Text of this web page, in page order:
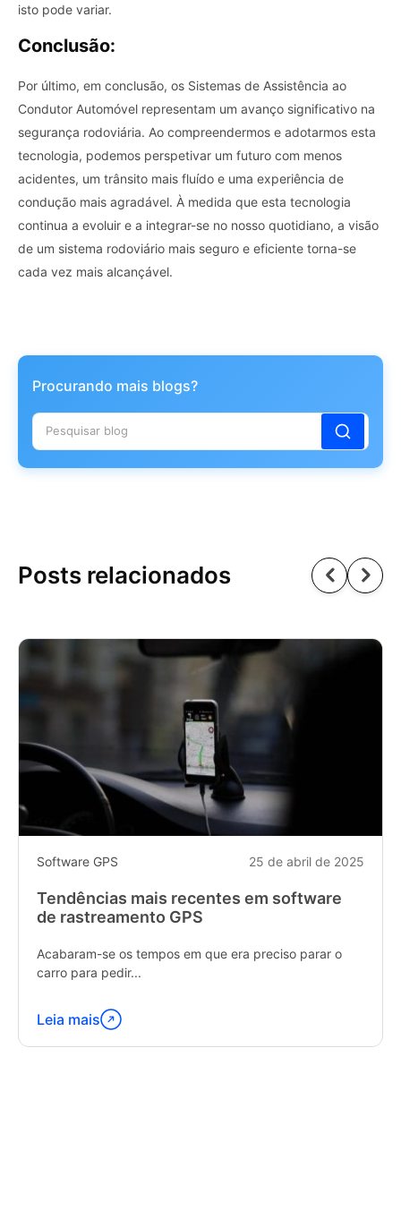
isto pode variar.
Conclusão:
Por último, em conclusão, os Sistemas de Assistência ao
Condutor Automóvel representam um avanço significativo na
segurança rodoviária. Ao compreendermos e adotarmos esta
tecnologia, podemos perspetivar um futuro com menos
acidentes, um trânsito mais fluído e uma experiência de
condução mais agradável. À medida que esta tecnologia
continua a evoluir e a integrar-se no nosso quotidiano, a visão
de um sistema rodoviário mais seguro e eficiente torna-se
cada vez mais alcançável.
Procurando mais blogs?
Posts relacionados
Software GPS 25 de abril de 2025
Tendências mais recentes em software
de rastreamento GPS
Acabaram-se os tempos em que era preciso parar o
carro para pedir...
Continue
lendo
Leia mais